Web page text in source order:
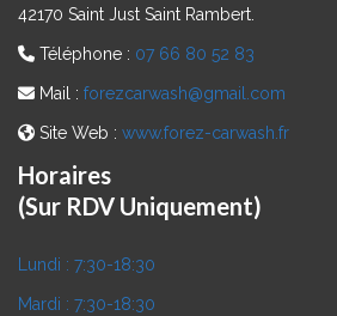
42170 Saint Just Saint Rambert.
Téléphone : 07 66 80 52 83
Mail : forezcarwash@gmail.com
Site Web : www.forez-carwash.fr
Horaires
(Sur RDV Uniquement)
Lundi : 7:30-18:30
Mardi : 7:30-18:30